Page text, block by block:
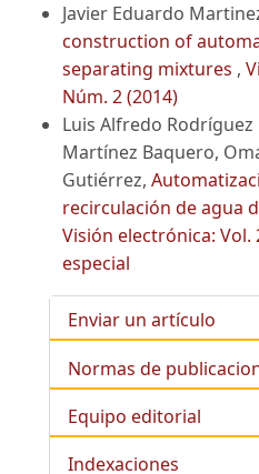
Javier Eduardo
construction of
separating mixtures ,
Núm. 2 (2014)
Luis Alfredo Rodríguez
Martínez Baquero,
Gutiérrez,
recirculación de agua
Visión electrónica: Vol.
especial
Enviar un artículo
Normas de
Equipo editorial
Indexaciones